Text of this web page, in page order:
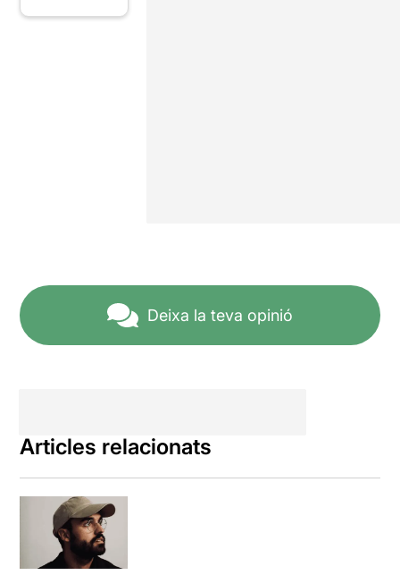
Deixa la teva opinió
Articles relacionats